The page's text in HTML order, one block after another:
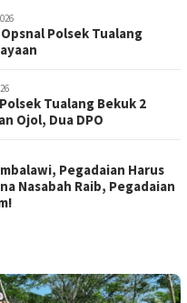
Polsek Tualang
Tualang Bekuk 2
Ojol, Dua DPO
Pegadaian Harus
Nasabah Raib, Pegadaian